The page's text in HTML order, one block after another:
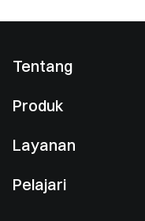
Tentang
Ruang berita
Produk
Perdagangan Spot
Layanan
Pelajari